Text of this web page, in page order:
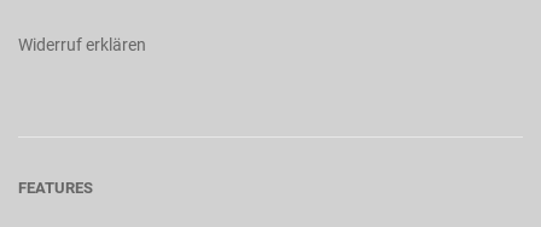
Widerruf erklären
FEATURES